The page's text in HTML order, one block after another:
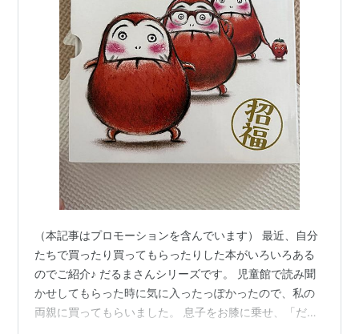
（本記事はプロモーションを含んでいます） 最近、自分
たちで買ったり買ってもらったりした本がいろいろある
のでご紹介♪ だるまさんシリーズです。 児童館で読み聞
かせしてもらった時に気に入ったっぽかったので、私の
両親に買ってもらいました。 息子をお膝に乗せ、「だ・